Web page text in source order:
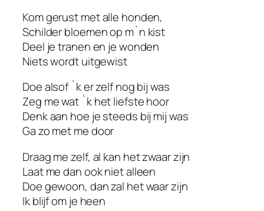
Kom gerust met alle honden,
Schilder bloemen op m`n kist
Deel je tranen en je wonden
Niets wordt uitgewist
Doe alsof `k er zelf nog bij was
Zeg me wat `k het liefste hoor
Denk aan hoe je steeds bij mij was
Ga zo met me door
Draag me zelf, al kan het zwaar zijn
Laat me dan ook niet alleen
Doe gewoon, dan zal het waar zijn
Ik blijf om je heen